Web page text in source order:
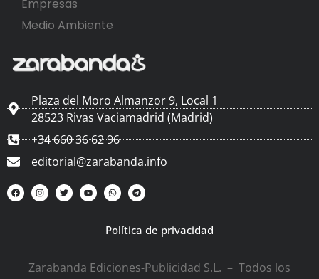
Empresas
Medio Ambiente
Plaza del Moro Almanzor 9, Local 1
28523 Rivas Vaciamadrid (Madrid)
+34 660 36 62 96
editorial@zarabanda.info
Política de privacidad
Zarabanda Ediciones-Publicidad S.L. – Todos los